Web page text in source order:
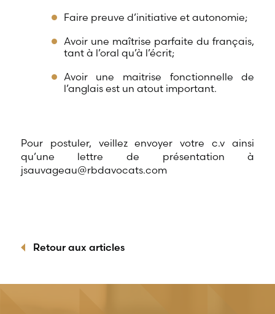
Faire preuve d’initiative et autonomie;
Avoir une maîtrise parfaite du français,
tant à l’oral qu’à l’écrit;
Avoir une maitrise fonctionnelle de
l’anglais est un atout important.
Pour postuler, veillez envoyer votre c.v ainsi
qu’une lettre de présentation à
jsauvageau@rbdavocats.com
Retour aux articles